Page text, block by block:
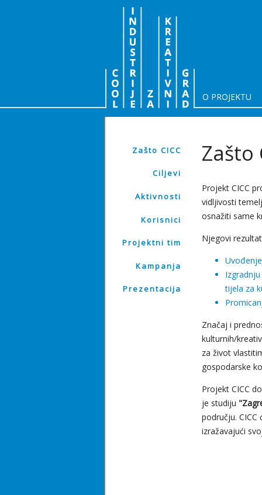
O PROJEKTU
Zašto CICC
Ciljevi
Aktivnosti
Korisnici
Projektni tim
Kampanja
Prezentacija
Zašto
Projekt CICC
vidljivosti
osnažiti same
Njegovi
tijela za
Značaj i
kulturnih/
za život
gospodarske
Projekt CICC
je studiju
području.
izražavajući